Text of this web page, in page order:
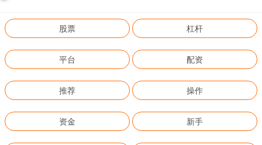
股票 杠杆
平台 配资
推荐 操作
资金 新手